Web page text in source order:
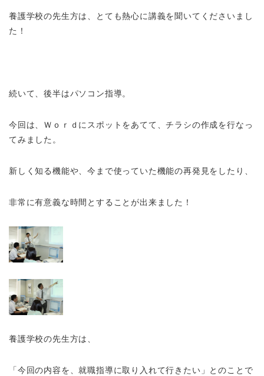
養護学校の先生方は、とても熱心に講義を聞いてくださいまし
た！
続いて、後半はパソコン指導。
今回は、Ｗｏｒｄにスポットをあてて、チラシの作成を行なっ
てみました。
新しく知る機能や、今まで使っていた機能の再発見をしたり、
非常に有意義な時間とすることが出来ました！
養護学校の先生方は、
「今回の内容を、就職指導に取り入れて行きたい」とのことで